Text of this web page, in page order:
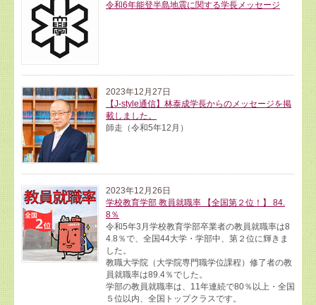
令和6年能登半島地震に関する学長メッセージ
2023年12月27日
【J-style通信】林泰成学長からのメッセージを掲
載しました。
師走（令和5年12月）
2023年12月26日
学校教育学部 教員就職率 【全国第２位！】 84.
8％
令和5年3月学校教育学部卒業者の教員就職率は8
4.8％で、全国44大学・学部中、第２位に輝きま
した。
教職大学院（大学院専門職学位課程）修了者の教
員就職率は89.4％でした。
学部の教員就職率は、11年連続で80％以上・全国
５位以内、全国トップクラスです。